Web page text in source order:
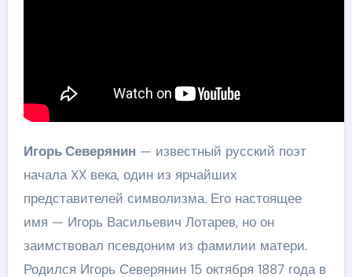
Игорь Северянин — известный русский поэт
начала XX века, один из ярчайших
представителей символизма. Его настоящее
имя — Игорь Васильевич Лотарев, но он
заимствовал псевдоним из фамилии матери.
Родился Игорь Северянин 15 октября 1887 года в